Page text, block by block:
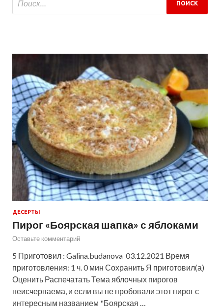
ДЕСЕРТЫ
Пирог «Боярская шапка» с яблоками
Оставьте комментарий
5 Приготовил : Galina.budanova 03.12.2021 Время
приготовления: 1 ч. 0 мин Сохранить Я приготовил(а)
Оценить Распечатать Тема яблочных пирогов
неисчерпаема, и если вы не пробовали этот пирог с
интересным названием "Боярская …